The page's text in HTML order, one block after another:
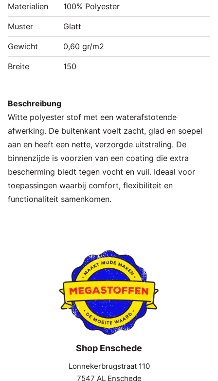
Materialien 100% Polyester
Muster Glatt
Gewicht 0,60 gr/m2
Breite 150
Beschreibung
Witte polyester stof met een waterafstotende
afwerking. De buitenkant voelt zacht, glad en soepel
aan en heeft een nette, verzorgde uitstraling. De
binnenzijde is voorzien van een coating die extra
bescherming biedt tegen vocht en vuil. Ideaal voor
toepassingen waarbij comfort, flexibiliteit en
functionaliteit samenkomen.
Shop Enschede
Lonnekerbrugstraat 110
7547 AL Enschede